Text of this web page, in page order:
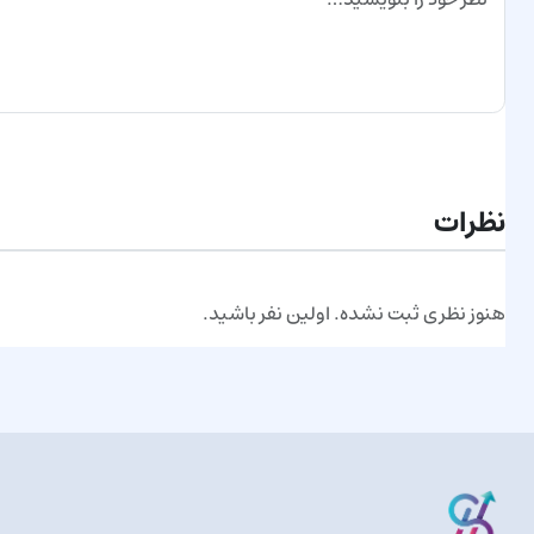
نظرات
هنوز نظری ثبت نشده. اولین نفر باشید.